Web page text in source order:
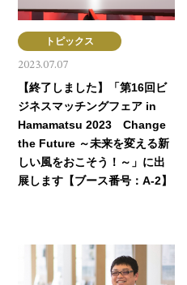
トピックス
2023.07.07
【終了しました】「第16回ビ
ジネスマッチングフェア in
Hamamatsu 2023 Change
the Future ～未来を変える新
しい風をおこそう！～」に出
展します【ブース番号：A-2】